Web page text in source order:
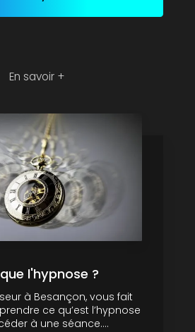
En savoir +
l'hypnose ?
à Besançon, vous fait
ce qu’est l’hypnose
à une séance....